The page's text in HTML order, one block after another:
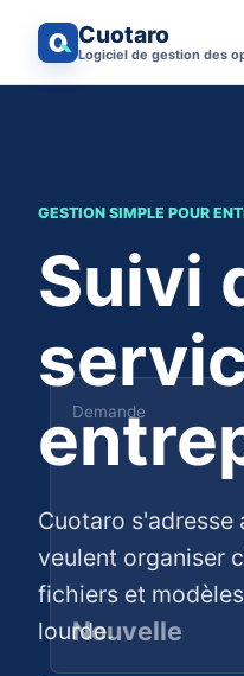
Cuotaro
Logiciel de gestion des
Demande
Nouvelle
GESTION SIMPLE POUR
Suivi
Cuotaro
veulent organiser
fichiers et
lourde.